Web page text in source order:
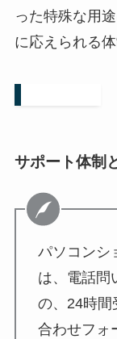
った特殊な用
に応えられる
サポート体制
パソコンシ
は、電話問
の、24時間
合わせフォ